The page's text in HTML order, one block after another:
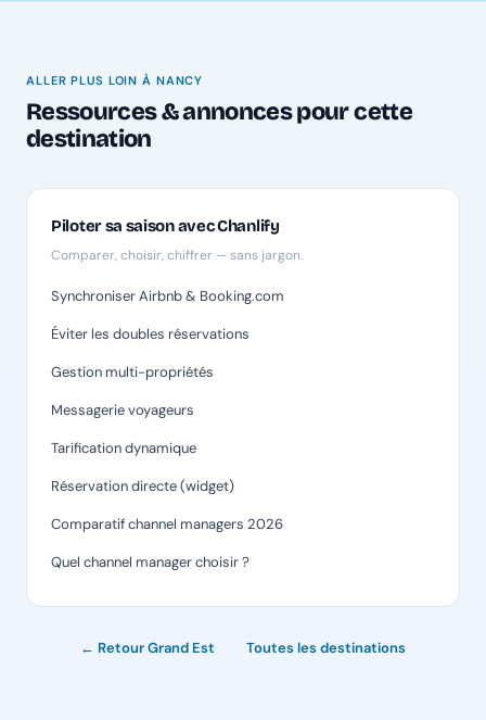
ALLER PLUS LOIN À NANCY
Ressources & annonces pour cette
destination
Piloter sa saison avec Chanlify
Comparer, choisir, chiffrer — sans jargon.
Synchroniser Airbnb & Booking.com
Éviter les doubles réservations
Gestion multi-propriétés
Messagerie voyageurs
Tarification dynamique
Réservation directe (widget)
Comparatif channel managers 2026
Quel channel manager choisir ?
← Retour Grand Est Toutes les destinations